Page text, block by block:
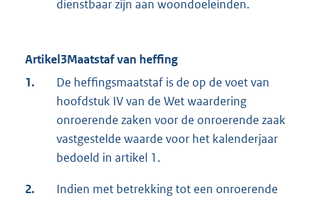
dienstbaar zijn aan woondoeleinden.
Artikel3Maatstaf van heffing
1.
De heffingsmaatstaf is de op de voet van
hoofdstuk IV van de Wet waardering
onroerende zaken voor de onroerende zaak
vastgestelde waarde voor het kalenderjaar
bedoeld in artikel 1.
2.
Indien met betrekking tot een onroerende